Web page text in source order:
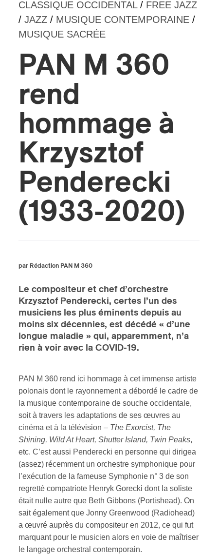
CLASSIQUE OCCIDENTAL/ FREE JAZZ
/ JAZZ / MUSIQUE CONTEMPORAINE /
MUSIQUE SACRÉE
PAN M 360
rend
hommage à
Krzysztof
Penderecki
(1933-2020)
par Rédaction PAN M 360
Le compositeur et chef d’orchestre
Krzysztof Penderecki, certes l’un des
musiciens les plus éminents depuis au
moins six décennies, est décédé « d’une
longue maladie » qui, apparemment, n’a
rien à voir avec la COVID-19.
PAN M 360 rend ici hommage à cet immense artiste
polonais dont le rayonnement a débordé le cadre de
la musique contemporaine de souche occidentale,
soit à travers les adaptations de ses œuvres au
cinéma et à la télévision – The Exorcist, The
Shining, Wild At Heart, Shutter Island, Twin Peaks,
etc. C’est aussi Penderecki en personne qui dirigea
(assez) récemment un orchestre symphonique pour
l’exécution de la fameuse Symphonie n° 3 de son
regretté compatriote Henryk Gorecki dont la soliste
était nulle autre que Beth Gibbons (Portishead). On
sait également que Jonny Greenwood (Radiohead)
a œuvré auprès du compositeur en 2012, ce qui fut
marquant pour le musicien alors en voie de maîtriser
le langage orchestral contemporain.